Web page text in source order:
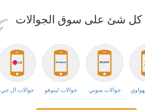
كل شئ على سوق الجوالات
جوالات سوني جوالات لينوفو جوالات ال جي